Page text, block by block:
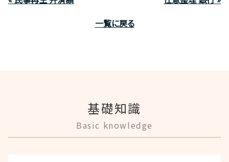
一覧に戻る
基礎知識
Basic knowledge